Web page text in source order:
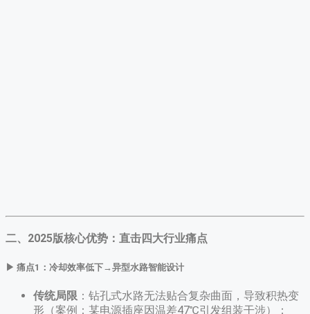
二、2025版核心优势：直击四大行业痛点
▶ ​ 痛点1：冷却效率低下→异型水路智能设计
传统局限 ​：钻孔式水路无法贴合复杂曲面，导致积热变
形（案例：某电源插座因温差47℃引发组装干涉）；